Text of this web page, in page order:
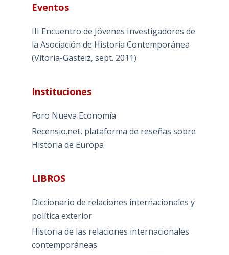
Eventos
III Encuentro de Jóvenes Investigadores de
la Asociación de Historia Contemporánea
(Vitoria-Gasteiz, sept. 2011)
Instituciones
Foro Nueva Economía
Recensio.net, plataforma de reseñas sobre
Historia de Europa
LIBROS
Diccionario de relaciones internacionales y
política exterior
Historia de las relaciones internacionales
contemporáneas